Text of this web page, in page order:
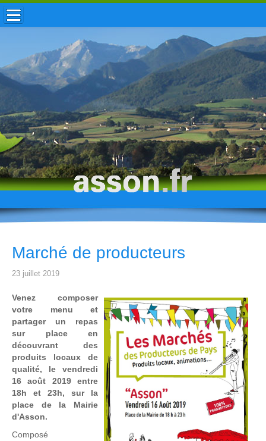
ACCUEIL / INFOS
MUNICIPALITÉ
VIE LOCALE
ENFANCE
TOURISME
HISTOIRE
Marché de producteurs
23 juillet 2019
Venez composer
votre menu et
partager un repas
sur place en
découvrant des
produits locaux de
qualité, le vendredi
16 août 2019 entre
18h et 23h, sur la
place de la Mairie
d'Asson.
Composé